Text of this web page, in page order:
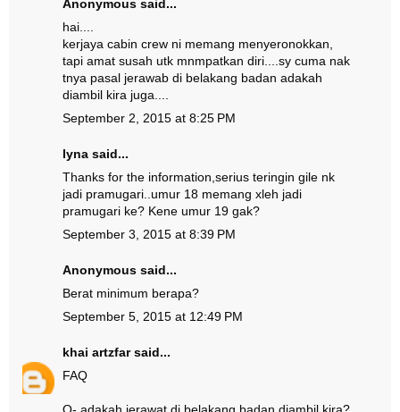
Anonymous said...
hai....
kerjaya cabin crew ni memang menyeronokkan,
tapi amat susah utk mnmpatkan diri....sy cuma nak
tnya pasal jerawab di belakang badan adakah
diambil kira juga....
September 2, 2015 at 8:25 PM
lyna said...
Thanks for the information,serius teringin gile nk
jadi pramugari..umur 18 memang xleh jadi
pramugari ke? Kene umur 19 gak?
September 3, 2015 at 8:39 PM
Anonymous said...
Berat minimum berapa?
September 5, 2015 at 12:49 PM
khai artzfarsaid...
FAQ